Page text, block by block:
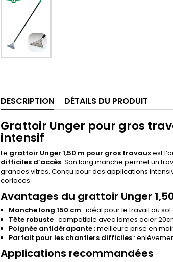
DESCRIPTION DÉTAILS DU PRODUIT
Grattoir Unger pour gros
intensif
Le grattoir Unger 1,50 m pour gros travauxest
difficiles d’accès. Son long manche permet un
grandes vitres. Conçu pour des applications
coriaces.
Avantages du grattoir Unger
Manche long 150 cm : idéal pour le travail au
Tête robuste : compatible avec lames acier
Poignée antidérapante : meilleure prise en
Parfait pour les chantiers difficiles :
Applications recommandées